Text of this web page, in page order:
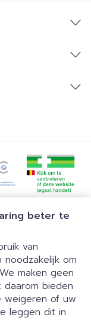
beter te
van
om
maken geen
bieden
weigeren of uw
leggen dit in